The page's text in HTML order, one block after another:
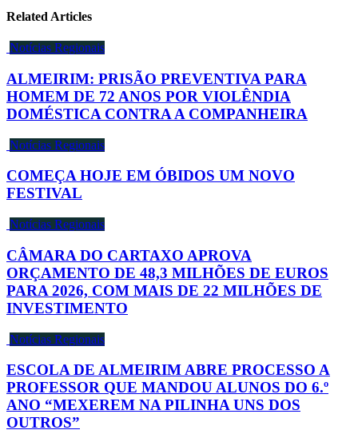
Related Articles
Notícias Regionais
ALMEIRIM: PRISÃO PREVENTIVA PARA
HOMEM DE 72 ANOS POR VIOLÊNDIA
DOMÉSTICA CONTRA A COMPANHEIRA
Notícias Regionais
COMEÇA HOJE EM ÓBIDOS UM NOVO
FESTIVAL
Notícias Regionais
CÂMARA DO CARTAXO APROVA
ORÇAMENTO DE 48,3 MILHÕES DE EUROS
PARA 2026, COM MAIS DE 22 MILHÕES DE
INVESTIMENTO
Notícias Regionais
ESCOLA DE ALMEIRIM ABRE PROCESSO A
PROFESSOR QUE MANDOU ALUNOS DO 6.º
ANO “MEXEREM NA PILINHA UNS DOS
OUTROS”